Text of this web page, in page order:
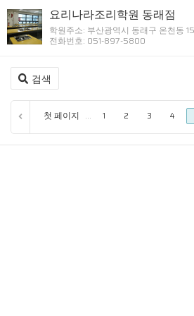
요리나라조리학원 동래점
학원주소: 부산광역시 동래구 온천동
전화번호: 051-897-5800
검색
첫 페이지 ... 1 2 3 4